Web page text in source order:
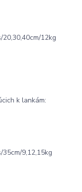
12kg
k lankám:
9,12,15kg